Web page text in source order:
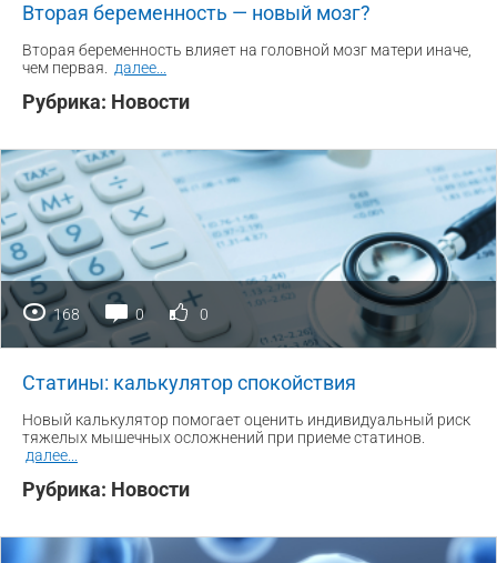
Вторая беременность — новый мозг?
Вторая беременность влияет на головной мозг матери иначе,
чем первая.
далее
Рубрика: Новости
168 0 0
Статины: калькулятор спокойствия
Новый калькулятор помогает оценить индивидуальный риск
тяжелых мышечных осложнений при приеме статинов.
далее
Рубрика: Новости